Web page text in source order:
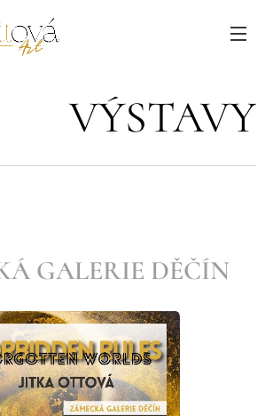
VÝSTAVY
GALERIE DĚČÍN